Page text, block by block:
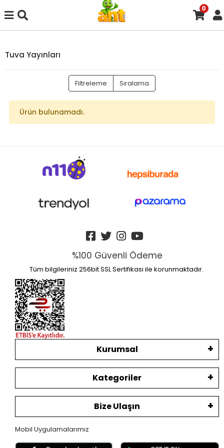
0
Tuva Yayınları
Filtreleme Sıralama
Ürün bulunamadı.
%100 Güvenli Ödeme
Tüm bilgileriniz 256bit SSL Sertifikası ile korunmaktadır.
Kurumsal
Kategoriler
Bize Ulaşın
Mobil Uygulamalarımız